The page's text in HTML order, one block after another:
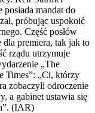
posiada mandat do
próbując uspokoić
Część posłów
dla premiera, tak jak to
rządu utrzymuje
„The
Times”: „Ci, którzy
zobaczyli odroczenie
a gabinet ustawia się
(IAR)